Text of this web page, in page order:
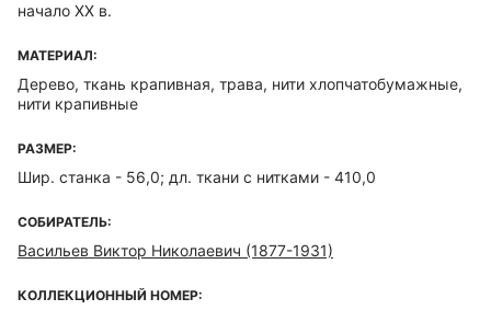
начало XX в.
МАТЕРИАЛ:
Дерево, ткань крапивная, трава, нити хлопчатобумажные,
нити крапивные
РАЗМЕР:
Шир. станка - 56,0; дл. ткани с нитками - 410,0
СОБИРАТЕЛЬ:
Васильев Виктор Николаевич (1877-1931)
КОЛЛЕКЦИОННЫЙ НОМЕР: